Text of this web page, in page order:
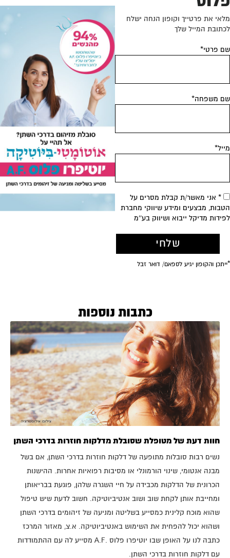
את פרטייך וקופון הנחה ישלח
המייל שלך
פרטי*
משפחה*
* אני מאשר/ת קבלת מסרים על
מבצעים ומידע שיווקי מחברת
מדיקל ייבוא ושיווק בע''מ
כתבות נוספות
חוות דעת של מטופלת שסובלת מדלקות חוזרות בדרכי השתן
נשים רבות סובלות מתופעה של דלקות חוזרות בדרכי השתן, אם בשל
מבנה אנטומי, שינוי הורמונלי או מסיבות רפואיות אחרות. ההישנות
הכרונית של הדלקות מכבידה על חיי השגרה שלהן, פוגעת בבריאותן
ומחייבת אותן לקחת שוב ושוב אנטיביוטיקה. חשוב לדעת שיש טיפול
שהוא מוכח קלינית כמסייע בשליטה ומניעה של זיהומים בדרכי השתן
ושהוא יכול להפחית את השימוש באנטיביוטיקה. א.צ, מאזור המרכז
כתבה לנו על האופן שבו יוטיפרו פלוס .A.F מסייע לה עם ההתמודדות
עם דלקות חוזרות בדרכי השתן.